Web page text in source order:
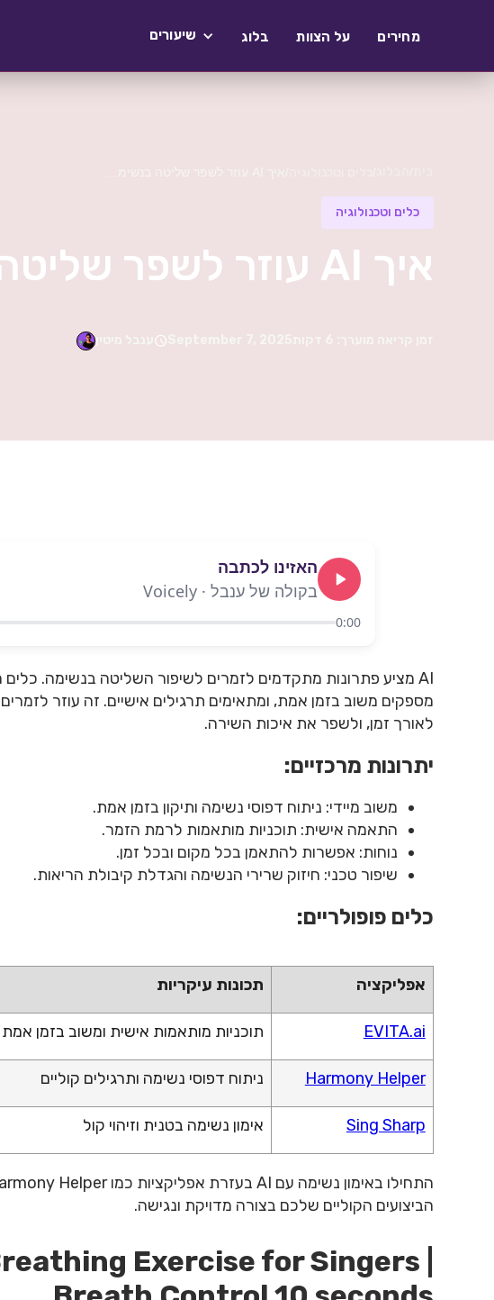
שיעורים בלוג על הצוות מחירים
כלים וטכנולוגיה
איך AI עוזר לשפר שליטה בנשימה בשירה
ענבל מיטין
האזינו לכתבה
בקולה של ענבל · Voicely
0:00
מספקים משוב בזמן אמת, ומתאימים תרגילים אישיים. זה עוזר
לאורך זמן, ולשפר את איכות השירה.
יתרונות מרכזיים:
משוב מיידי: ניתוח דפוסי נשימה ותיקון בזמן אמת.
התאמה אישית: תוכניות מותאמות לרמת הזמר.
נוחות: אפשרות להתאמן בכל מקום ובכל זמן.
שיפור טכני: חיזוק שרירי הנשימה והגדלת קיבולת הריאות.
כלים פופולריים:
אפליקציה תכונות עיקריות
EVITA.ai תוכניות מותאמות אישית ומשוב בזמן אמת
Harmony Helper ניתוח דפוסי נשימה ותרגילים קוליים
Sing Sharp אימון נשימה בטנית וזיהוי קול
הביצועים הקוליים שלכם בצורה מדויקת ונגישה.
Exercise for Singers |